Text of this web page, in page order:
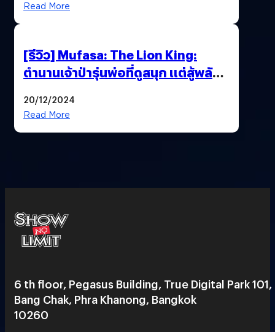
Read More
[รีวิว] Mufasa: The Lion King:
ตำนานเจ้าป่ารุ่นพ่อที่ดูสนุก แต่สู้พลัง
20/12/2024
Read More
6 th floor, Pegasus Building, True Digital Park 101,
Bang Chak, Phra Khanong, Bangkok
10260